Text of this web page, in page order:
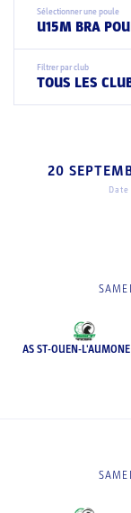
Sélectionner une poule
U15M BRA
Filtrer par club
TOUS LES
20
AS ST-OUEN-